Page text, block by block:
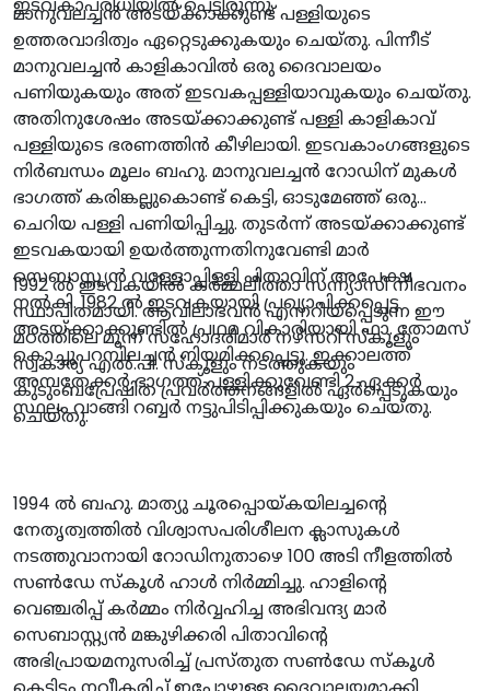
മാനുവലച്ചൻ അടയ്ക്കാക്കുണ്ട് പള്ളിയുടെ
ഉത്തരവാദിത്വം ഏറ്റെടുക്കുകയും ചെയ്തു‌. പിന്നീട്
മാനുവലച്ചൻ കാളികാവിൽ ഒരു ദൈവാലയം
പണിയുകയും അത് ഇടവകപ്പള്ളിയാവുകയും ചെയ്തു.
അതിനുശേഷം അടയ്ക്കാക്കുണ്ട് പള്ളി കാളികാവ്
പള്ളിയുടെ ഭരണത്തിൻ കീഴിലായി. ഇടവകാംഗങ്ങളുടെ
നിർബന്ധം മൂലം ബഹു. മാനുവലച്ചൻ റോഡിന് മുകൾ
ഭാഗത്ത് കരിങ്കല്ലുകൊണ്ട് കെട്ടി, ഓടുമേഞ്ഞ് ഒരു
ചെറിയ പള്ളി പണിയിപ്പിച്ചു. തുടർന്ന് അടയ്ക്കാക്കുണ്ട്
ഇടവകയായി ഉയർത്തുന്നതിനുവേണ്ടി മാർ
സെബാസ്റ്റ്യൻ വള്ളോപ്പിള്ളി പിതാവിന് അപേക്ഷ
നൽകി. 1982 ൽ ഇടവകയായി പ്രഖ്യാപിക്കപ്പെട്ട
അടയ്ക്കാക്കുണ്ടിൽ പ്രഥമ വികാരിയായി ഫാ. തോമസ്
കൊച്ചുപറമ്പിലച്ചൻ നിയമിക്കപ്പെട്ടു. ഇക്കാലത്ത്
അമ്പതേക്കർ ഭാഗത്ത് പള്ളിക്കുവേണ്ടി 2 ഏക്കർ
സ്ഥലം വാങ്ങി റബ്ബർ നട്ടുപിടിപ്പിക്കുകയും ചെയ്തു.
1992 ൽ ഇടവകയിൽ കർമ്മലീത്താ സന്ന്യാസി നീഭവനം
സ്ഥാപിതമായി. ആവിലാഭവൻ എന്നറിയപ്പെടുന്ന ഈ
മഠത്തിലെ മൂന്ന് സഹോദരിമാർ നഴ്‌സറി സ്‌കൂളും
സ്വകാര്യ എൽ.പി. സ്‌കൂളും നടത്തുകയും
കുടുംബപ്രേഷിത പ്രവർത്തനങ്ങളിൽ ഏർപ്പെടുകയും
ചെയ്തു‌.
1994 ൽ ബഹു. മാത്യു ചൂരപ്പൊയ്‌കയിലച്ചന്റെ
നേതൃത്വത്തിൽ വിശ്വാസപരിശീലന ക്ലാസുകൾ
നടത്തുവാനായി റോഡിനുതാഴെ 100 അടി നീളത്തിൽ
സൺഡേ സ്‌കൂൾ ഹാൾ നിർമ്മിച്ചു. ഹാളിന്റെ
വെഞ്ചരിപ്പ് കർമ്മം നിർവ്വഹിച്ച അഭിവന്ദ്യ മാർ
സെബാസ്റ്റ്യൻ മങ്കുഴിക്കരി പിതാവിൻ്റെ
അഭിപ്രായമനുസരിച്ച് പ്രസ്തുത സൺഡേ സ്‌കൂൾ